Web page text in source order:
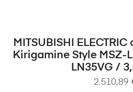
DODAJ U
MITSUBISHI
Kirigamine Style MSZ-
LN35VG /
2.510,89